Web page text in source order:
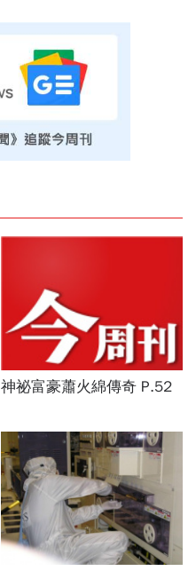
神祕富豪蕭火綿傳奇 P.52